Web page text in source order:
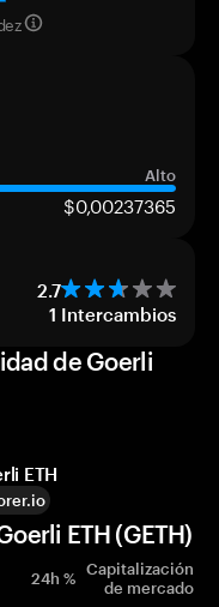
Alto
$0,00237365
2.7
1 Intercambios
de Goerli
ETH
ETH (GETH)
24h % Capitalización
de mercado